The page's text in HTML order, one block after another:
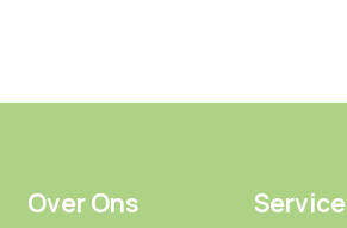
Over Ons Service